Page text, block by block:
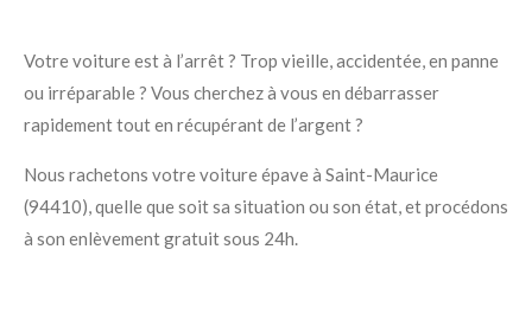
Votre voiture est à l’arrêt ? Trop vieille, accidentée, en panne
ou irréparable ? Vous cherchez à vous en débarrasser
rapidement tout en récupérant de l’argent ?
Nous rachetons votre voiture épave à Saint-Maurice
(94410), quelle que soit sa situation ou son état, et procédons
à son enlèvement gratuit sous 24h.